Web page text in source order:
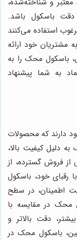
باسکول باشد.
استفاده می‌کنند
خود ارائه
باسکول محک را به
به شما پیشنهاد
دارند که محصولات
دلیل کیفیت بالا،
فروش گسترده، از
رقبای خود، باسکول
اطمینان، در سطح
محک در مقایسه با
دقت بالاتر و
باسکول محک در